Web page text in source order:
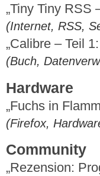
„Tiny Tiny RSS
(Internet, RSS,
„Calibre – Teil
(Buch,
Hardware
„Fuchs in
(Firefox,
Community
„Rezension: